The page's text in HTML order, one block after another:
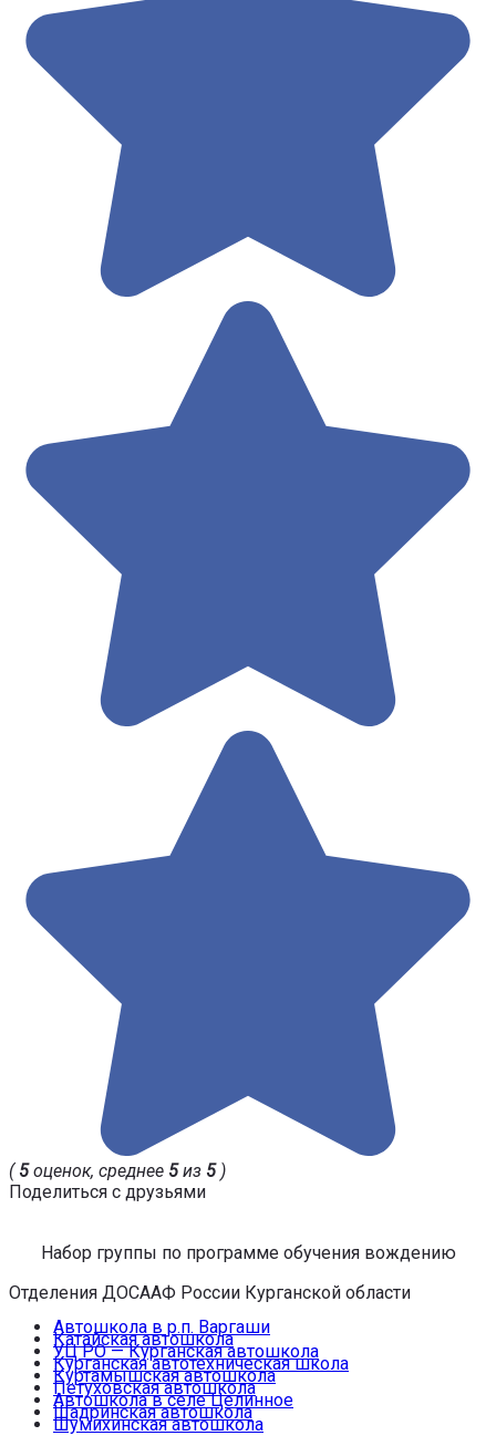
( 5оценок, среднее 5из 5)
Поделиться с друзьями
Набор группы по программе обучения вождению
Отделения ДОСААФ России Курганской области
Автошкола в р.п. Варгаши
Катайская автошкола
УЦ РО — Курганская автошкола
Курганская автотехническая школа
Куртамышская автошкола
Петуховская автошкола
Автошкола в селе Целинное
Шадринская автошкола
Шумихинская автошкола